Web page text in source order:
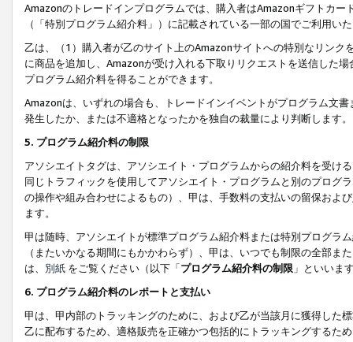
Amazonのトレードインプログラムでは、購入者はAmazonギフトカ
（「特別プログラム紹介料」）に記載されている一部の国でご利用い
乙は、（1）購入者が乙のサイト上のAmazonサイトへの特別なリン
に商品を追加し、Amazonが受け入れる下取りリクエストを送信した
プログラム紹介料を得ることができます。
Amazonは、いずれの場合も、トレードインイベントがプログラム文
発生したか、または不適格となったかを独自の裁量により判断します。
5. プログラム紹介料の制限
アソシエイトタグは、アソシエイト・プログラムからの紹介料を受け
同じトラフィックを使用してアソシエイト・プログラムと別のプログ
の操作や組み合わせによるもの）、甲は、手数料の支払いの留保およ
ます。
甲は随時、アソシエイトが標準プログラム紹介料または特別プログラ
（またいかなる期間にもかかわらず）、甲は、いつでも制限の全部
は、 別紙 をご覧ください（以下「プログラム紹介料の制限 」といいま
6. プログラム紹介料のレポートと支払い
甲は、甲内部のトラッキングのために、および乙が当該月に獲得した
乙に配布するため、適格販売を正確かつ包括的にトラッキングするた